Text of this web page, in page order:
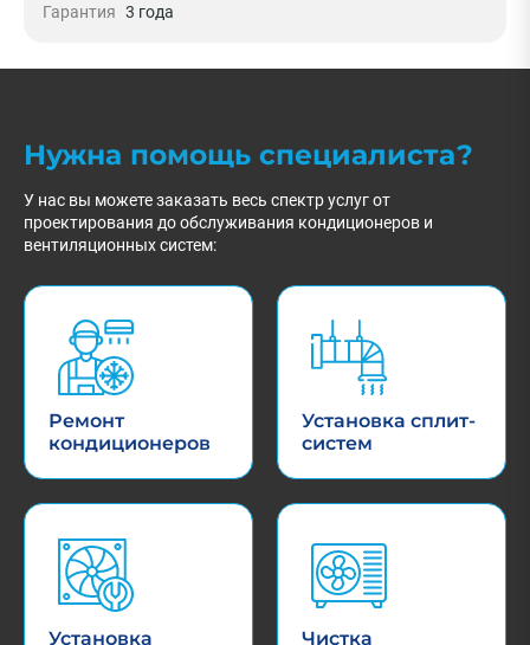
Гарантия 3 года
Нужна помощь специалиста?
У нас вы можете заказать весь спектр услуг от
проектирования до обслуживания кондиционеров и
вентиляционных систем:
Ремонт
кондиционеров
Установка сплит-
систем
Установка Чистка